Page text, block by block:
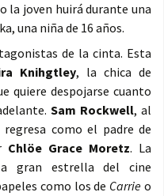
la joven huirá durante una
una niña de 16 años.
de la cinta. Esta
Knihgtley, la chica de
quiere despojarse cuanto
Sam Rockwell, al
regresa como el padre de
Chlöe Grace Moretz. La
gran estrella del cine
como los de Carrieo